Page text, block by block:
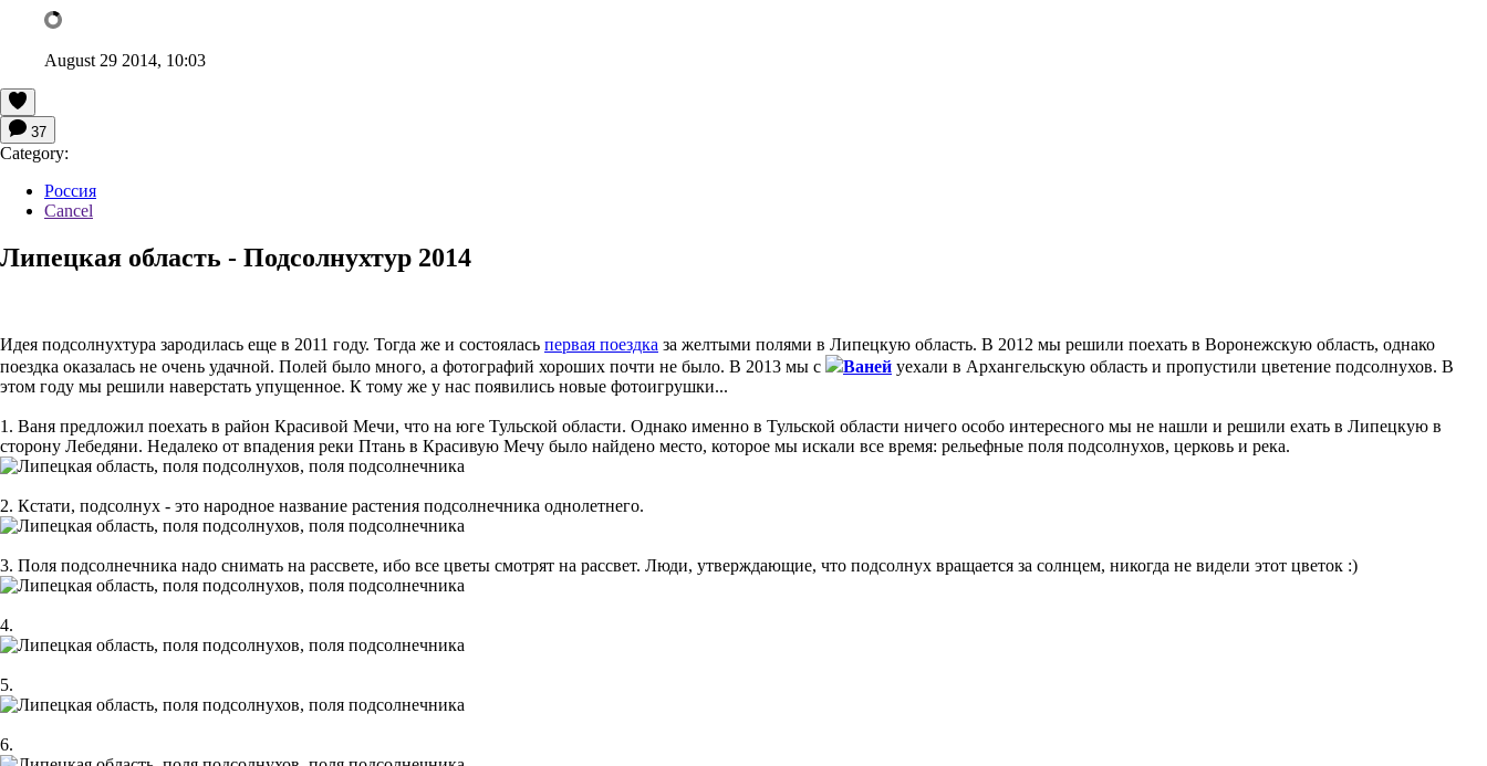
August 29 2014, 10:03
37
Category:
Россия
Cancel
Липецкая область - Подсолнухтур 2014
Идея подсолнухтура зародилась еще в 2011 году. Тогда же и состоялась первая поездка за желтыми полями в Липецкую область. В 2012 мы решили поехать в Воронежскую область, однако
поездка оказалась не очень удачной. Полей было много, а фотографий хороших почти не было. В 2013 мы с
Ваней уехали в Архангельскую область и пропустили цветение подсолнухов. В
этом году мы решили наверстать упущенное. К тому же у нас появились новые фотоигрушки...
1. Ваня предложил поехать в район Красивой Мечи, что на юге Тульской области. Однако именно в Тульской области ничего особо интересного мы не нашли и решили ехать в Липецкую в
сторону Лебедяни. Недалеко от впадения реки Птань в Красивую Мечу было найдено место, которое мы искали все время: рельефные поля подсолнухов, церковь и река.
2. Кстати, подсолнух - это народное название растения подсолнечника однолетнего.
3. Поля подсолнечника надо снимать на рассвете, ибо все цветы смотрят на рассвет. Люди, утверждающие, что подсолнух вращается за солнцем, никогда не видели этот цветок :)
4.
5.
6.